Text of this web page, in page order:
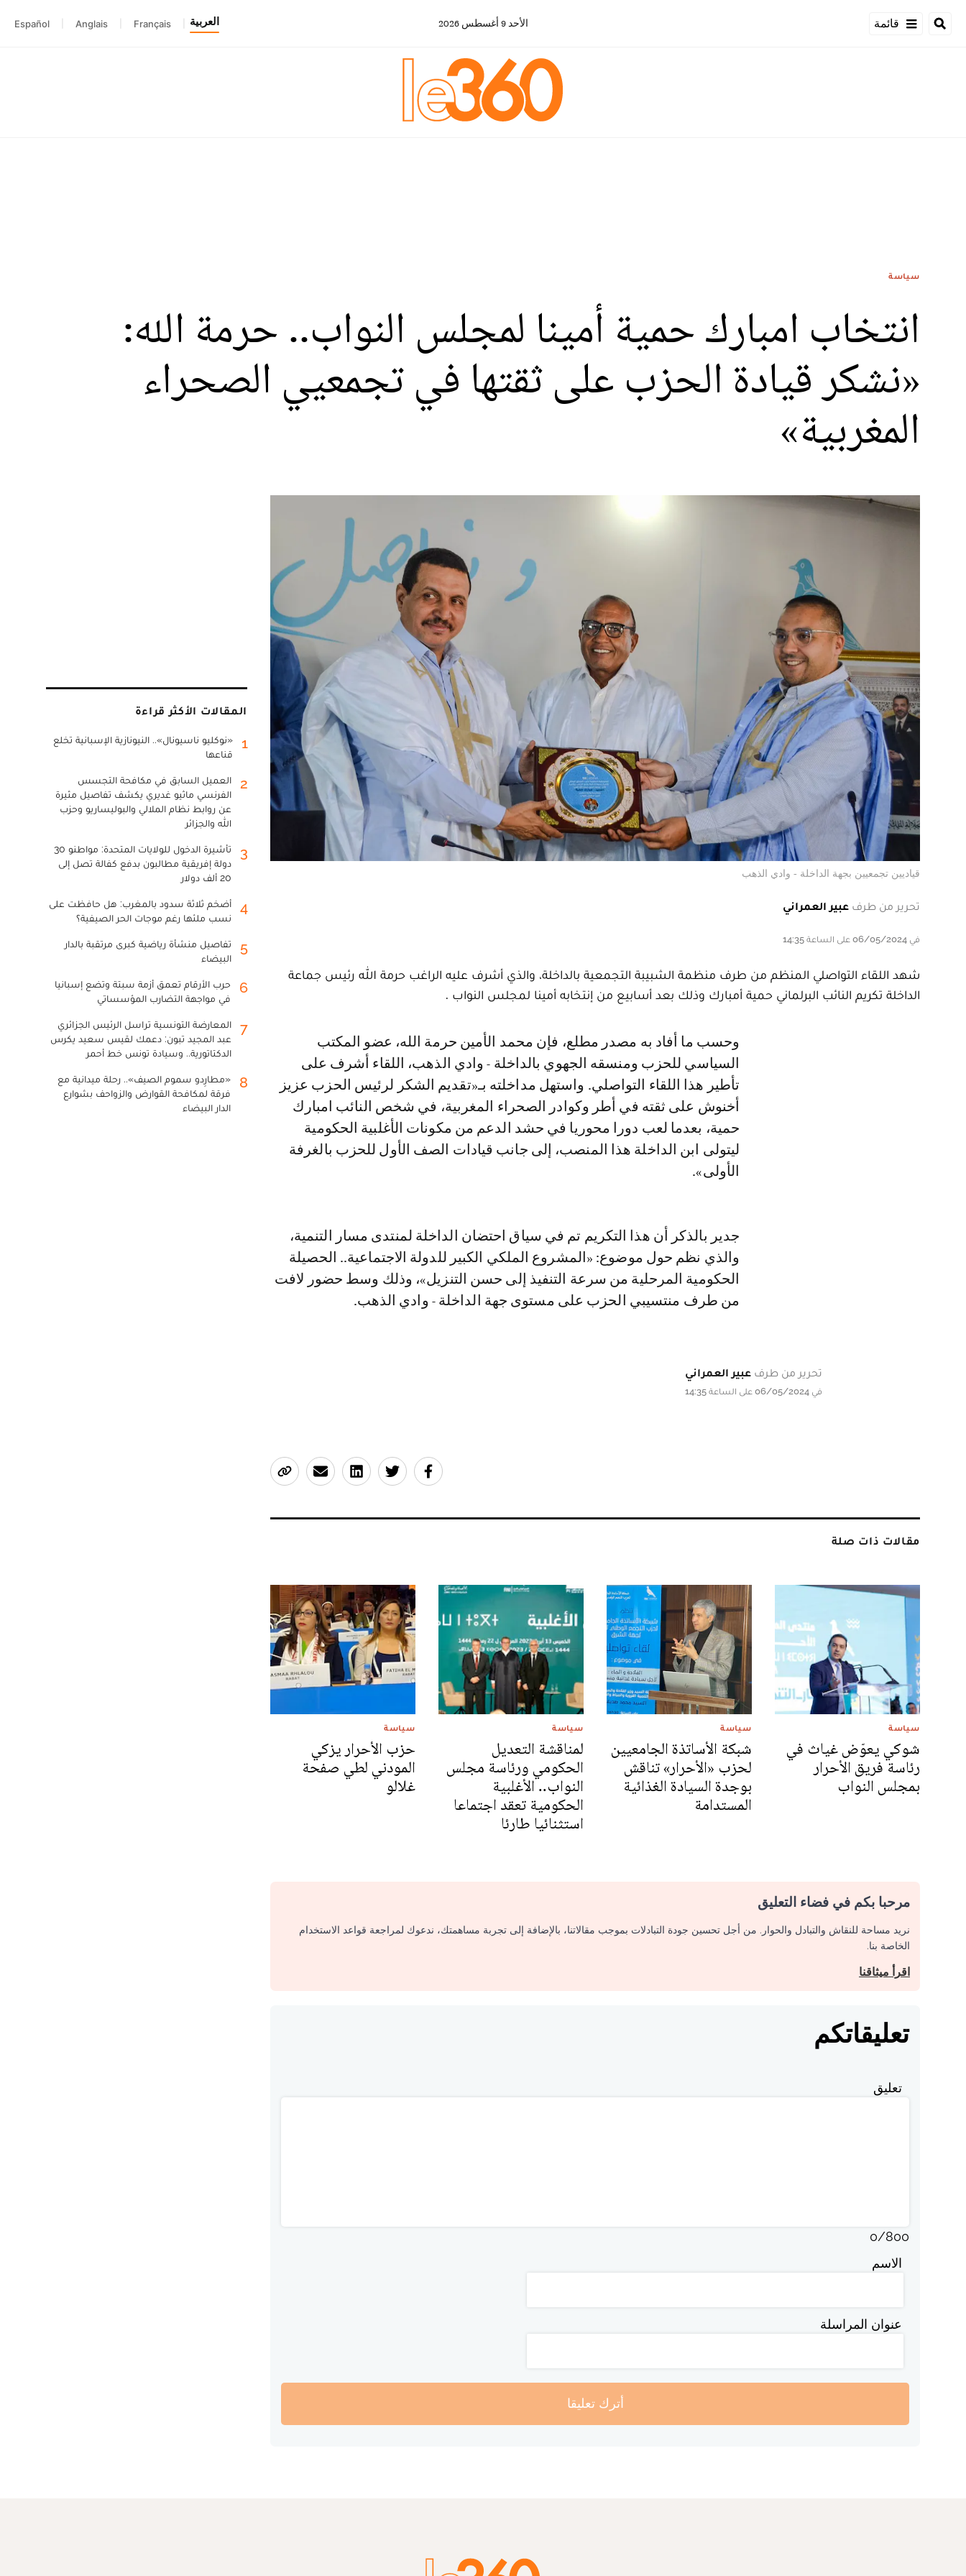
قائمة الأحد 9 أغسطس 2026 العربية Français
Anglais
Español
سياسة
انتخاب امبارك حمية أمينا لمجلس النواب.. حرمة الله:
«نشكر قيادة الحزب على ثقتها في تجمعيي الصحراء
المغربية»
قياديين تجمعيين بجهة الداخلة - وادي الذهب
تحرير من طرف عبير العمراني
في 06/05/2024 على الساعة 14:35
شهد اللقاء التواصلي المنظم من طرف منظمة الشبيبة التجمعية بالداخلة، والذي أشرف عليه الراغب حرمة الله رئيس جماعة
الداخلة تكريم النائب البرلماني حمية أمبارك وذلك بعد أسابيع من إنتخابه أمينا لمجلس النواب .
وحسب ما أفاد به مصدر مطلع، فإن محمد الأمين حرمة الله، عضو المكتب
السياسي للحزب ومنسقه الجهوي بالداخلة - وادي الذهب، اللقاء أشرف على
تأطير هذا اللقاء التواصلي. واستهل مداخلته بـ«تقديم الشكر لرئيس الحزب عزيز
أخنوش على ثقته في أطر وكوادر الصحراء المغربية، في شخص النائب امبارك
حمية، بعدما لعب دورا محوريا في حشد الدعم من مكونات الأغلبية الحكومية
ليتولى ابن الداخلة هذا المنصب، إلى جانب قيادات الصف الأول للحزب بالغرفة
الأولى».
جدير بالذكر أن هذا التكريم تم في سياق احتضان الداخلة لمنتدى مسار التنمية،
والذي نظم حول موضوع: «المشروع الملكي الكبير للدولة الاجتماعية.. الحصيلة
الحكومية المرحلية من سرعة التنفيذ إلى حسن التنزيل»، وذلك وسط حضور لافت
من طرف منتسيبي الحزب على مستوى جهة الداخلة - وادي الذهب.
تحرير من طرف عبير العمراني
في 06/05/2024 على الساعة 14:35
مقالات ذات صلة
سياسة
شوكي يعوّض غياث في
رئاسة فريق الأحرار
بمجلس النواب
سياسة
شبكة الأساتذة الجامعيين
لحزب «الأحرار» تناقش
بوجدة السيادة الغذائية
المستدامة
سياسة
لمناقشة التعديل
الحكومي ورئاسة مجلس
النواب.. الأغلبية
الحكومية تعقد اجتماعا
استثنائيا طارئا
سياسة
حزب الأحرار يزكي
المودني لطي صفحة
غلالو
مرحبا بكم في فضاء التعليق
نريد مساحة للنقاش والتبادل والحوار. من أجل تحسين جودة التبادلات بموجب مقالاتنا، بالإضافة إلى تجربة مساهمتك، ندعوك لمراجعة قواعد الاستخدام
الخاصة بنا.
اقرأ ميثاقنا
تعليقاتكم
تعليق
0/800
الاسم
عنوان المراسلة
أترك تعليقا
المقالات الأكثر قراءة
1
«نوكليو ناسيونال».. النيونازية الإسبانية تخلع
قناعها
2
العميل السابق في مكافحة التجسس
الفرنسي ماثيو غديري يكشف تفاصيل مثيرة
عن روابط نظام الملالي والبوليساريو وحزب
الله والجزائر
3
تأشيرة الدخول للولايات المتحدة: مواطنو 30
دولة إفريقية مطالبون بدفع كفالة تصل إلى
20 ألف دولار
4
أضخم ثلاثة سدود بالمغرب: هل حافظت على
نسب ملئها رغم موجات الحر الصيفية؟
5
تفاصيل منشأة رياضية كبرى مرتقبة بالدار
البيضاء
6
حرب الأرقام تعمق أزمة سبتة وتضع إسبانيا
في مواجهة التضارب المؤسساتي
7
المعارضة التونسية تراسل الرئيس الجزائري
عبد المجيد تبون: دعمك لقيس سعيد يكرس
الدكتاتورية.. وسيادة تونس خط أحمر
8
«مطارِدو سموم الصيف».. رحلة ميدانية مع
فرقة لمكافحة القوارض والزواحف بشوارع
الدار البيضاء